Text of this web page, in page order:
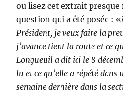
ou lisez cet extrait
question qui a été posée : «
Président, je veux faire la
j’avance tient la route et ce
Longueuil a dit ici le 8
lu et ce qu’elle a répété
semaine dernière dans la